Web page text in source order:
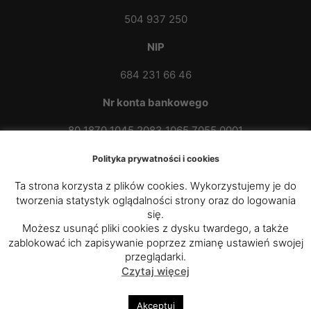
504 937 250
NIP
684 231 66 46
Nr konta bankowego
80 1870 1045 2083 1065 7055 0001
Parafia Rzymskokatolicka p.w. św.
Kazimierza Królewicza w Przybówce
Rzeszowska
Polityka prywatności i cookies
Ta strona korzysta z plików cookies. Wykorzystujemy je do
tworzenia statystyk oglądalności strony oraz do logowania
się.
Możesz usunąć pliki cookies z dysku twardego, a także
zablokować ich zapisywanie poprzez zmianę ustawień swojej
przeglądarki.
Czytaj więcej
Akceptuj